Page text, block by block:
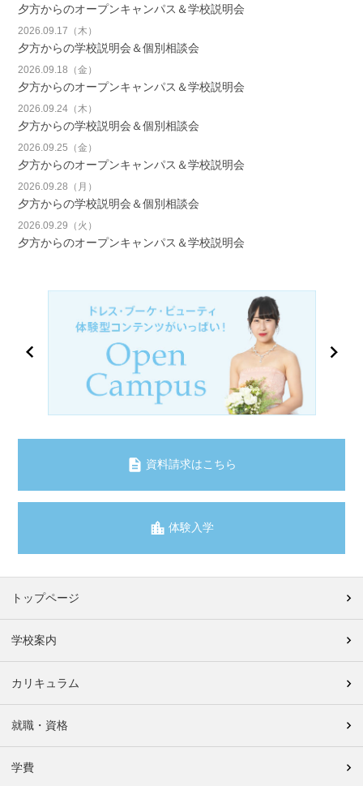
夕方からのオープンキャンパス＆学校説明会
2026.09.17（木）
夕方からの学校説明会＆個別相談会
2026.09.18（金）
夕方からのオープンキャンパス＆学校説明会
2026.09.24（木）
夕方からの学校説明会＆個別相談会
2026.09.25（金）
夕方からのオープンキャンパス＆学校説明会
2026.09.28（月）
夕方からの学校説明会＆個別相談会
2026.09.29（火）
夕方からのオープンキャンパス＆学校説明会
資料請求はこちら
体験入学
トップページ
学校案内
カリキュラム
就職・資格
学費